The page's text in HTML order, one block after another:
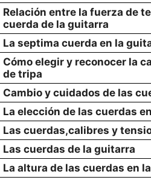
Relación entre la fuerza de
cuerda de la guitarra
La septima cuerda en la
Cómo elegir y reconocer la
de tripa
Cambio y cuidados de las
La elección de las cuerdas
Las cuerdas,calibres y
Las cuerdas de la guitarra
La altura de las cuerdas en